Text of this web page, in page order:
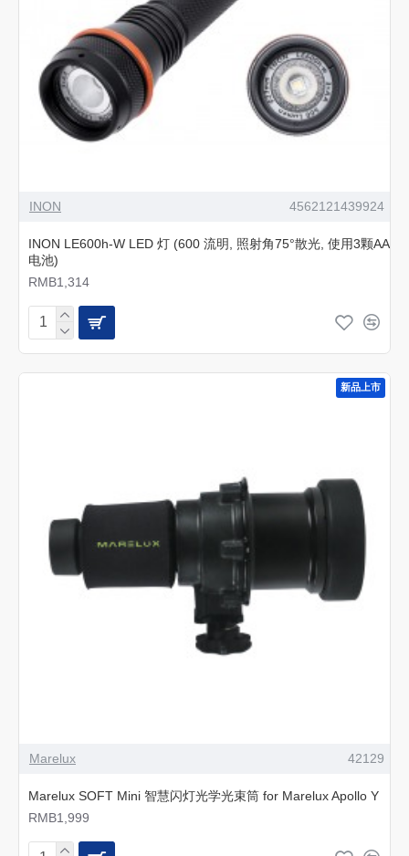
INON 4562121439924
INON LE600h-W LED 灯 (600 流明, 照射角75°散光, 使用3颗AA
电池)
RMB1,314
新品上市
Marelux 42129
Marelux SOFT Mini 智慧闪灯光学光束筒 for Marelux Apollo Y
RMB1,999